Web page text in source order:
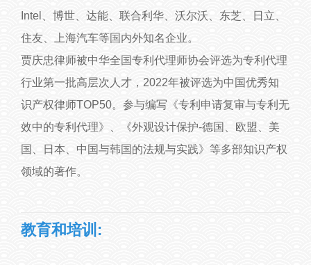
Intel、博世、达能、联合利华、沃尔沃、东芝、日立、
住友、上海汽车等国内外知名企业。
贾庆忠律师被中华全国专利代理师协会评选为专利代理
行业第一批高层次人才，2022年被评选为中国优秀知
识产权律师TOP50。参与编写《专利申请复审与专利无
效中的专利代理》、《外观设计保护-德国、欧盟、美
国、日本、中国与韩国的法规与实践》等多部知识产权
领域的著作。
教育和培训: